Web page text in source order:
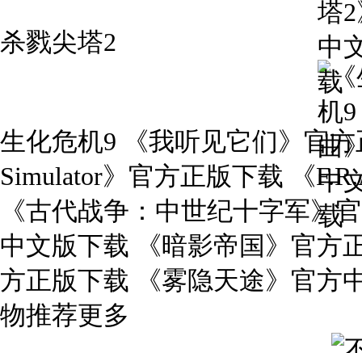
杀戮尖塔2
生化危机9 《我听见它们》官方
Simulator》官方正版下载 《
《古代战争：中世纪十字军》
中文版下载 《暗影帝国》官方
方正版下载 《雾隐天途》官方
物推荐更多